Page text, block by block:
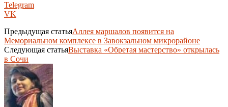
Telegram
VK
Предыдущая статьяАллея маршалов появится на
Мемориальном комплексе в Завокзальном микрорайоне
Следующая статьяВыставка «Обретая мастерство» открылась
в Сочи